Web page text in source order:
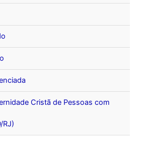
Cristã de Pessoas com
RJ)